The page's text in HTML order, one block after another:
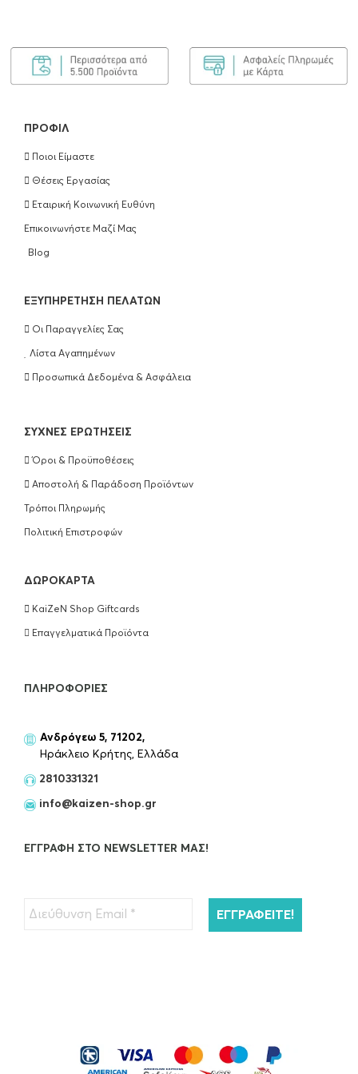
ΠΡΟΦΊΛ
Ποιοι Είμαστε
Θέσεις Εργασίας
Εταιρική Κοινωνική Ευθύνη
Επικοινωνήστε Μαζί Μας
Blog
EΞΥΠΗΡΈΤΗΣΗ ΠΕΛΑΤΏΝ
Οι Παραγγελίες Σας
Λίστα Αγαπημένων
Προσωπικά Δεδομένα & Ασφάλεια
ΣΥΧΝΈΣ ΕΡΩΤΉΣΕΙΣ
Όροι & Προϋποθέσεις
Αποστολή & Παράδοση Προϊόντων
Τρόποι Πληρωμής
Πολιτική Επιστροφών
ΔΩΡΟΚΆΡΤΑ
KaiZeN Shop Giftcards
Επαγγελματικά Προϊόντα
ΠΛΗΡΟΦΟΡΊΕΣ
Ανδρόγεω 5, 71202,
Ηράκλειο Κρήτης, Ελλάδα
2810331321
info@kaizen-shop.gr
ΕΓΓΡΑΦΉ ΣΤΟ NEWSLETTER ΜΑΣ!